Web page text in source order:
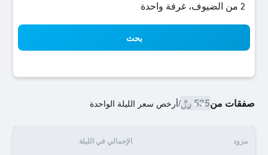
2 من الضيوف، غرفة واحدة
بحث
صفقات من535 ﷼ /أرخص سعر الليلة الواحدة
مزود الإجمالي في الليلة